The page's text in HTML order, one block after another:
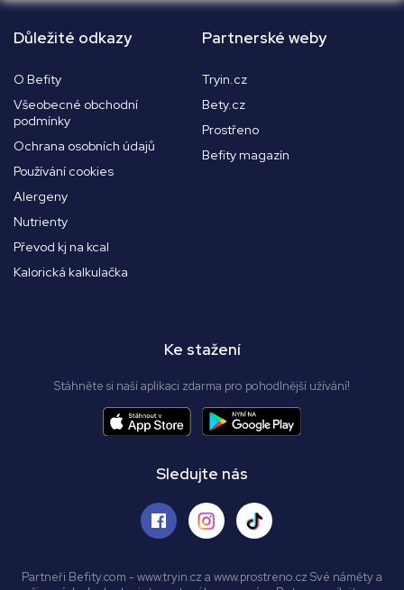
Důležité odkazy
O Befity
Všeobecné obchodní
podmínky
Ochrana osobních údajů
Používání cookies
Alergeny
Nutrienty
Převod kj na kcal
Kalorická kalkulačka
Partnerské weby
Tryin.cz
Bety.cz
Prostřeno
Befity magazín
Ke stažení
Stáhněte si naší aplikaci zdarma pro pohodlnější užívání!
Sledujte nás
Partneři Befity.com - www.tryin.cz a www.prostreno.cz Své náměty a